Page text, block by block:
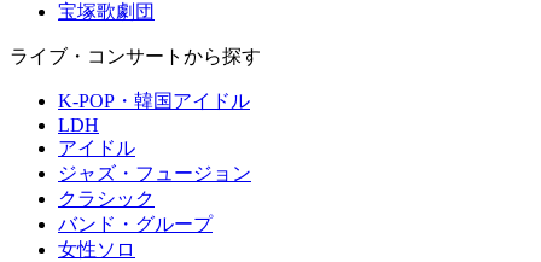
宝塚歌劇団
ライブ・コンサートから探す
K-POP・韓国アイドル
LDH
アイドル
ジャズ・フュージョン
クラシック
バンド・グループ
女性ソロ